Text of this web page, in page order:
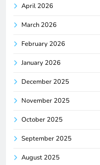
April 2026
March 2026
February 2026
January 2026
December 2025
November 2025
October 2025
September 2025
August 2025